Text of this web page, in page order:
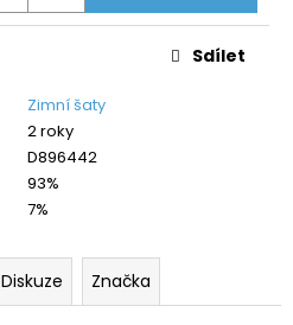
Zimní šaty
2 roky
D896442
93%
7%
Sdílet
Diskuze Značka